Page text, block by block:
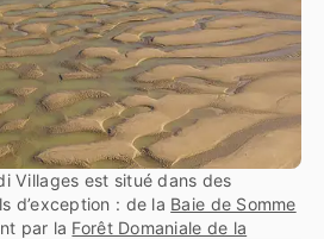
Villages est situé dans des
d’exception : de la Baie de Somme
par la Forêt Domaniale de la